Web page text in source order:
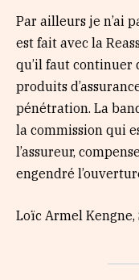
Par ailleurs je n’ai
est fait avec la
qu’il faut continuer
produits
pénétration. La
la commission qui
l’assureur,
engendré
Loïc Armel Kengne,